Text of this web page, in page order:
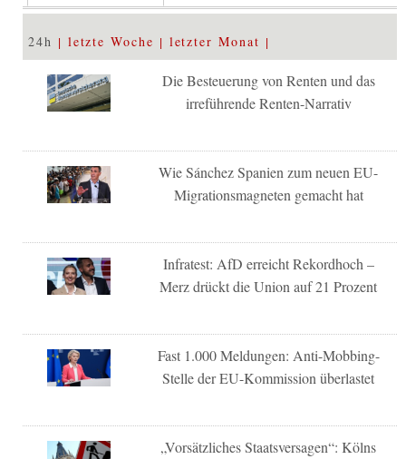
24h letzte Woche letzter Monat
Die Besteuerung von Renten und das
irreführende Renten-Narrativ
Wie Sánchez Spanien zum neuen EU-
Migrationsmagneten gemacht hat
Infratest: AfD erreicht Rekordhoch –
Merz drückt die Union auf 21 Prozent
Fast 1.000 Meldungen: Anti-Mobbing-
Stelle der EU-Kommission überlastet
„Vorsätzliches Staatsversagen“: Kölns